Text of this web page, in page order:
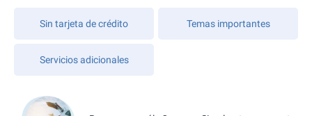
Sin tarjeta de crédito Temas importantes
Servicios adicionales